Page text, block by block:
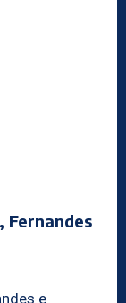
Fernandes
e